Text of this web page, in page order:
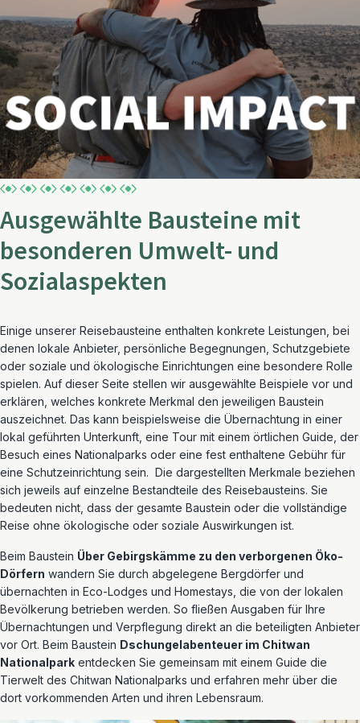
Ausgewählte Bausteine mit
besonderen Umwelt- und
Sozialaspekten
Einige unserer Reisebausteine enthalten konkrete Leistungen, bei
denen lokale Anbieter, persönliche Begegnungen, Schutzgebiete
oder soziale und ökologische Einrichtungen eine besondere Rolle
spielen. Auf dieser Seite stellen wir ausgewählte Beispiele vor und
erklären, welches konkrete Merkmal den jeweiligen Baustein
auszeichnet. Das kann beispielsweise die Übernachtung in einer
lokal geführten Unterkunft, eine Tour mit einem örtlichen Guide, der
Besuch eines Nationalparks oder eine fest enthaltene Gebühr für
eine Schutzeinrichtung sein. Die dargestellten Merkmale beziehen
sich jeweils auf einzelne Bestandteile des Reisebausteins. Sie
bedeuten nicht, dass der gesamte Baustein oder die vollständige
Reise ohne ökologische oder soziale Auswirkungen ist.
Beim Baustein Über Gebirgskämme zu den verborgenen Öko-
Dörfern wandern Sie durch abgelegene Bergdörfer und
übernachten in Eco-Lodges und Homestays, die von der lokalen
Bevölkerung betrieben werden. So fließen Ausgaben für Ihre
Übernachtungen und Verpflegung direkt an die beteiligten Anbieter
vor Ort. Beim Baustein Dschungelabenteuer im Chitwan
Nationalpark entdecken Sie gemeinsam mit einem Guide die
Tierwelt des Chitwan Nationalparks und erfahren mehr über die
dort vorkommenden Arten und ihren Lebensraum.